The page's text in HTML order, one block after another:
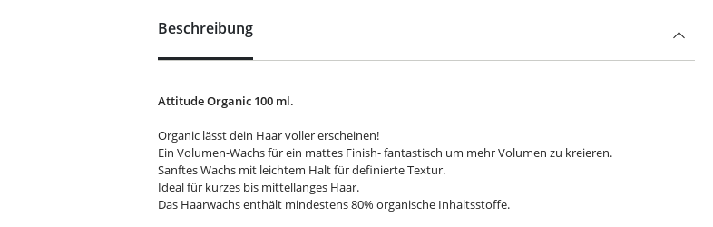
Beschreibung
Attitude Organic 100 ml.
Organic lässt dein Haar voller erscheinen!
Ein Volumen-Wachs für ein mattes Finish- fantastisch um mehr Volumen zu kreieren.
Sanftes Wachs mit leichtem Halt für definierte Textur.
Ideal für kurzes bis mittellanges Haar.
Das Haarwachs enthält mindestens 80% organische Inhaltsstoffe.